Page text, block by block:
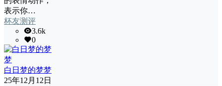
表示你…
杯友测评
3.6k
0
白日梦的梦梦
25年12月12日